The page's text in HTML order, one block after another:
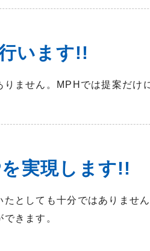
います!!
ません。MPHでは提案だけ
実現します!!
としても十分ではありません
きます。